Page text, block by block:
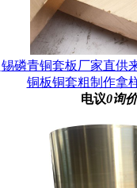
锡磷青铜套板厂家直供
铜板铜套粗制作拿
电议0询价